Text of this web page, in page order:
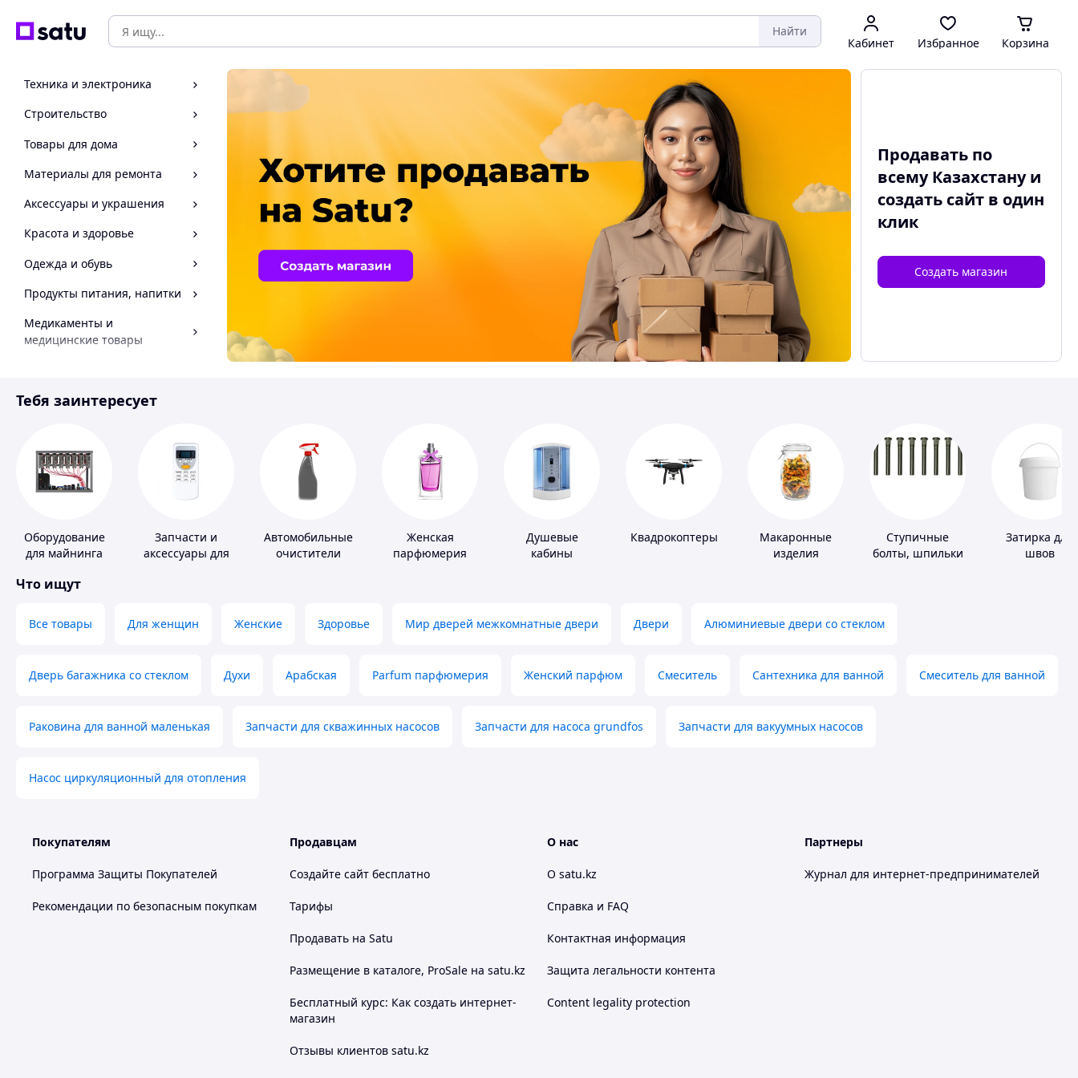
Найти
Кабинет Избранное Корзина
Техника и электроника
Строительство
Товары для дома
Материалы для ремонта
Аксессуары и украшения
Красота и здоровье
Одежда и обувь
Продукты питания, напитки
Медикаменты и
медицинские товары
Инструмент
Продавать по
всему Казахстану и
создать сайтв один
клик
Создать магазин
Тебя заинтересует
Оборудование
для майнинга
Запчасти и
аксессуары для
Автомобильные
очистители
Женская
парфюмерия
Душевые
кабины
Квадрокоптеры
Макаронные
изделия
Ступичные
болты, шпильки
Затирка для
швов
Что ищут
Все товары Для женщин Женские Здоровье Мир дверей межкомнатные двери Двери Алюминиевые двери со стеклом
Дверь багажника со стеклом Духи Арабская Parfum парфюмерия Женский парфюм Смеситель Сантехника для ванной Смеситель для ванной
Раковина для ванной маленькая Запчасти для скважинных насосов Запчасти для насоса grundfos Запчасти для вакуумных насосов
Насос циркуляционный для отопления
Покупателям
Программа Защиты Покупателей
Рекомендации по безопасным покупкам
Продавцам
Создайте сайт бесплатно
Тарифы
Продавать на Satu
Размещение в каталоге, ProSale на satu.kz
Бесплатный курс: Как создать интернет-
магазин
Отзывы клиентов satu.kz
О нас
О satu.kz
Справка и FAQ
Контактная информация
Защита легальности контента
Content legality protection
Партнеры
Журнал для интернет-предпринимателей